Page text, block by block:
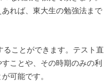
れば、東大生の勉強法まで
ることができます。テスト直
ことや、その時期のみの利
可能です。